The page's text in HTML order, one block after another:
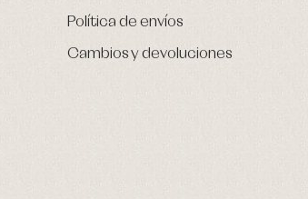
Política de envíos
Cambios y devoluciones